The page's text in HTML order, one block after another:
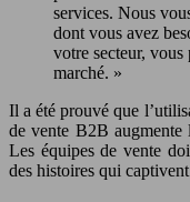
services. Nous
dont vous avez
votre secteur,
marché. »
Il a été prouvé que
de vente B2B augmente
Les équipes de vente
des histoires qui